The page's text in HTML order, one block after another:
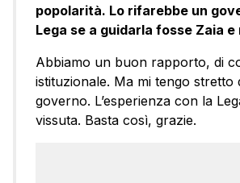
popolarità. Lo rifarebbe un
Lega se a guidarla fosse Zaia e
Abbiamo un buon rapporto, di
istituzionale. Ma mi tengo stretto
governo. L’esperienza con la
vissuta. Basta così, grazie.